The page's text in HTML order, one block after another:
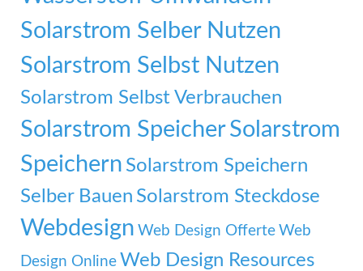
Solarstrom Selber Nutzen
Solarstrom Selbst Nutzen
Solarstrom Selbst Verbrauchen
Solarstrom SpeicherSolarstrom
Speichern Solarstrom Speichern
Selber Bauen Solarstrom Steckdose
Webdesign Web Design Offerte Web
Design Online Web Design Resources